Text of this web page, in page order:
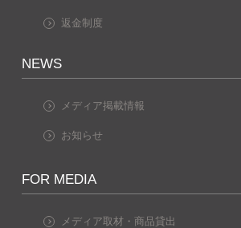
返金制度
NEWS
メディア掲載情報
お知らせ
FOR MEDIA
メディア取材・商品貸出